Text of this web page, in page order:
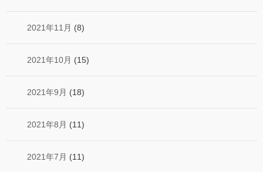
2021年11月 (8)
2021年10月 (15)
2021年9月 (18)
2021年8月 (11)
2021年7月 (11)